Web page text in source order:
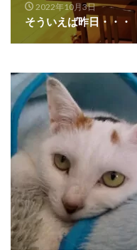
2022年10月3日
そういえば昨日・・・